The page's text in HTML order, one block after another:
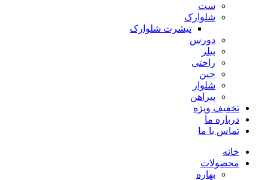
ست
شلوارک
تیشرت شلوارک
دورس
بیلر
راحتی
جین
شلوار
پیراهن
تخفیف ویژه
درباره ما
تماس با ما
خانه
محصولات
بهاره